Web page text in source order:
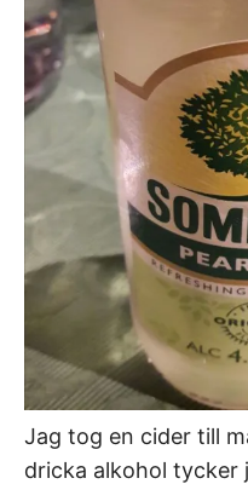
Jag tog en cider till
dricka alkohol tycker